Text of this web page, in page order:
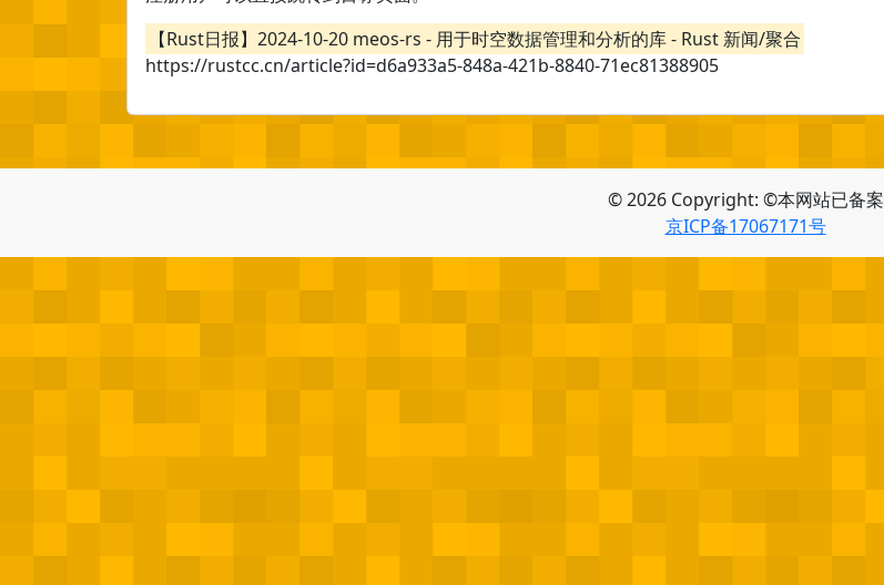
【Rust日报】2024-10-20 meos-rs - 用于时空数据管理和分析的库 - Rust 新闻/聚合
https://rustcc.cn/article?id=d6a933a5-848a-421b-8840-71ec81388905
© 2026 Copyright: ©本网站已备案
京ICP备17067171号